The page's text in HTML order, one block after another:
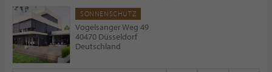
SONNENSCHUTZ
Vogelsanger Weg 49
40470 Düsseldorf
Deutschland